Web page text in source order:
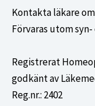
Kontakta läkare
Förvaras utom
Registrerat
godkänt av
Reg.nr.: 2402